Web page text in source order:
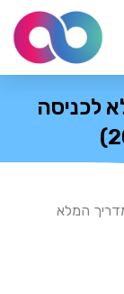
לכניסה
המלא